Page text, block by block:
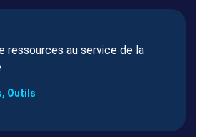
ressources au service de la
Outils